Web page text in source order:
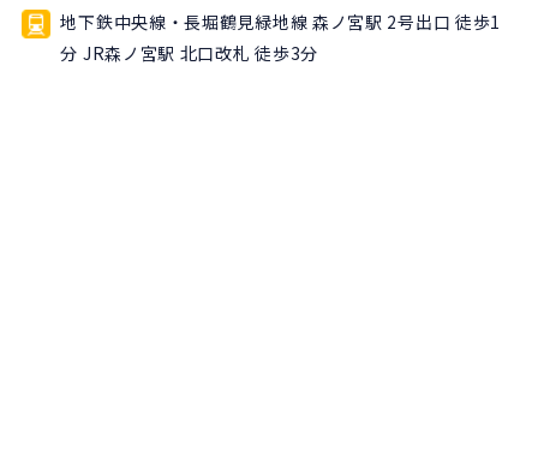
地下鉄中央線・長堀鶴見緑地線 森ノ宮駅 2号出口 徒歩1
分 JR森ノ宮駅 北口改札 徒歩3分